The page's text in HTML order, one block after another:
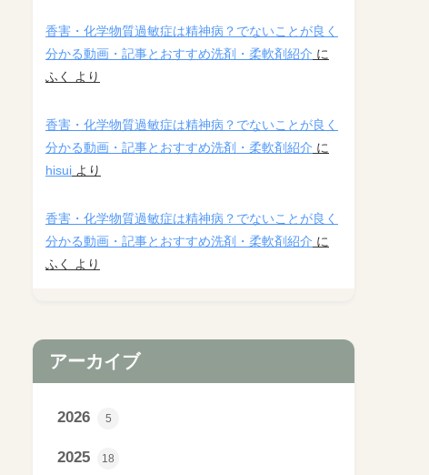
香害・化学物質過敏症は精神病？でないことが良く
分かる動画・記事とおすすめ洗剤・柔軟剤紹介 に
ふく
より
香害・化学物質過敏症は精神病？でないことが良く
分かる動画・記事とおすすめ洗剤・柔軟剤紹介 に
hisui より
香害・化学物質過敏症は精神病？でないことが良く
分かる動画・記事とおすすめ洗剤・柔軟剤紹介 に
ふく
より
アーカイブ
2026 5
2025 18